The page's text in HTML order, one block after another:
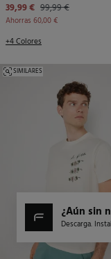
39,99 € 99,99 €
Ahorras 60,00 €
+4 Colores
SIMILARES
¿aún
Descarga.